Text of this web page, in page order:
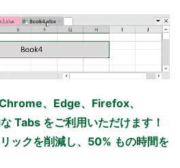
、Edge、Firefox、
Tabs をご利用いただけます！
ックを削減し、50% もの時間を